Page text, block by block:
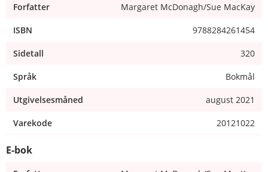
Forfatter Margaret McDonagh/Sue MacKay
ISBN 9788284261454
Sidetall 320
Språk Bokmål
Utgivelsesmåned august 2021
Varekode 20121022
E-bok